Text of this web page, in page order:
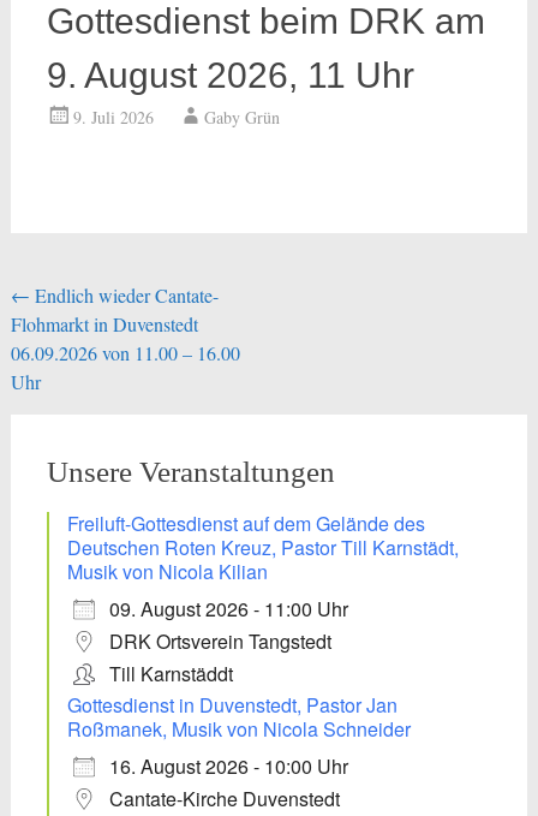
Gottesdienst beim DRK am
9. August 2026, 11 Uhr
9. Juli 2026 Gaby Grün
Beitragsnavigation
← Endlich wieder Cantate-
Flohmarkt in Duvenstedt
06.09.2026 von 11.00 – 16.00
Uhr
Unsere Veranstaltungen
Freiluft-Gottesdienst auf dem Gelände des
Deutschen Roten Kreuz, Pastor Till Karnstädt,
Musik von Nicola Kilian
09. August 2026 - 11:00 Uhr
DRK Ortsverein Tangstedt
Till Karnstäddt
Gottesdienst in Duvenstedt, Pastor Jan
Roßmanek, Musik von Nicola Schneider
16. August 2026 - 10:00 Uhr
Cantate-Kirche Duvenstedt